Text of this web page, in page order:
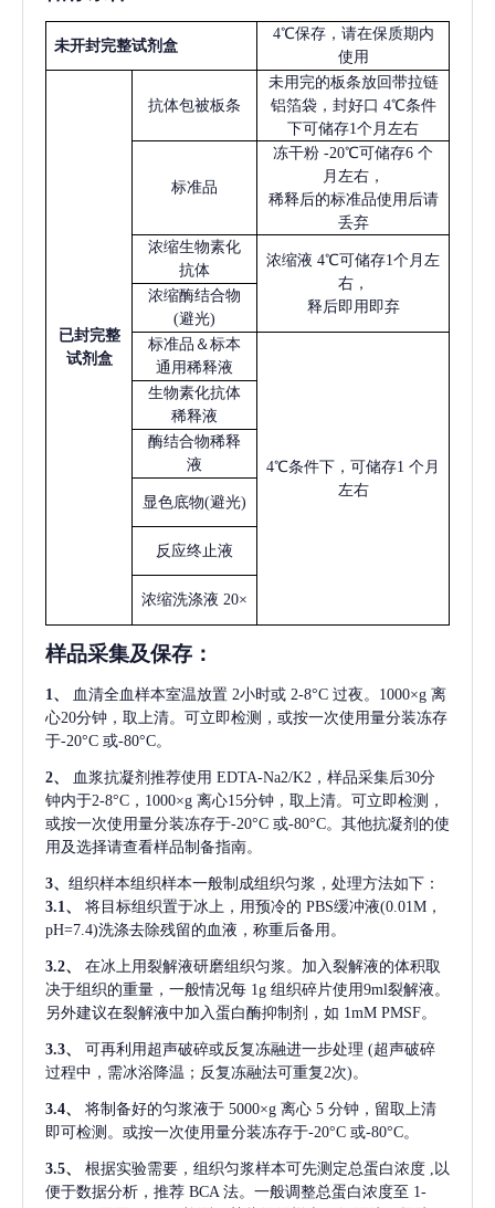
未开封完整试剂盒
4℃保存，请在保质期内
使用
已封完整
试剂盒
抗体包被板条
未用完的板条放回带拉链
铝箔袋，封好口 4℃条件
下可储存1个月左右
标准品
冻干粉 -20℃可储存6 个
月左右，
稀释后的标准品使用后请
丢弃
浓缩生物素化
抗体
浓缩液 4℃可储存1个月左
右，
释后即用即弃
浓缩酶结合物
(避光)
标准品＆标本
通用稀释液
4℃条件下，可储存1 个月
左右
生物素化抗体
稀释液
酶结合物稀释
液
显色底物(避光)
反应终止液
浓缩洗涤液 20×
样品采集及保存 ：
1、 血清全血样本室温放置 2小时或 2-8°C 过夜。1000×g 离
心20分钟，取上清。可立即检测，或按一次使用量分装冻存
于-20°C 或-80°C。
2、 血浆抗凝剂推荐使用 EDTA-Na2/K2，样品采集后30分
钟内于2-8°C，1000×g 离心15分钟，取上清。可立即检测，
或按一次使用量分装冻存于-20°C 或-80°C。其他抗凝剂的使
用及选择请查看样品制备指南。
3、 组织样本组织样本一般制成组织匀浆，处理方法如下：
3.1、
将目标组织置于冰上，用预冷的 PBS缓冲液(0.01M，
pH=7.4)洗涤去除残留的血液，称重后备用。
3.2、
在冰上用裂解液研磨组织匀浆。加入裂解液的体积取
决于组织的重量，一般情况每 1g 组织碎片使用9ml裂解液。
另外建议在裂解液中加入蛋白酶抑制剂，如 1mM PMSF。
3.3、 可再利用超声破碎或反复冻融进一步处理 (超声破碎
过程中，需冰浴降温；反复冻融法可重复2次)。
3.4、 将制备好的匀浆液于 5000×g 离心 5 分钟，留取上清
即可检测。或按一次使用量分装冻存于-20°C 或-80°C。
3.5、 根据实验需要，组织匀浆样本可先测定总蛋白浓度
,以
便于数据分析，推荐 BCA 法。一般调整总蛋白浓度至 1-